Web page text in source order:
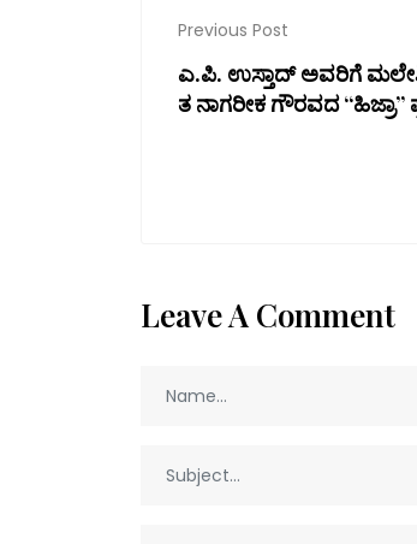
Previous Post
ಎ.ಪಿ. ಉಸ್ತಾದ್ ಅವರಿಗೆ
ತ ನಾಗರೀಕ ಗೌರವದ “ಹಿಜ್ರಾ”
Leave A Comment